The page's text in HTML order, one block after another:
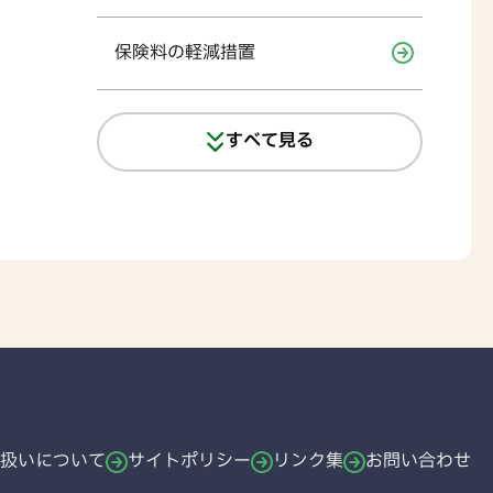
保険料の軽減措置
すべて見る
いについて サイトポリシー リンク集 お問い合わせ